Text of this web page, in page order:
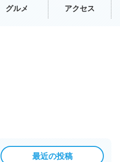
グルメ アクセス
最近の投稿